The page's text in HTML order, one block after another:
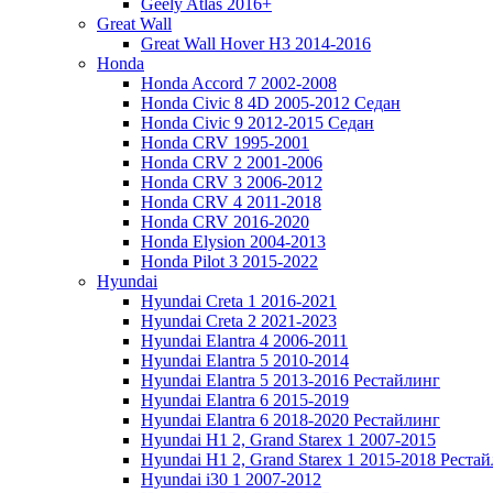
Geely Atlas 2016+
Great Wall
Great Wall Hover H3 2014-2016
Honda
Honda Accord 7 2002-2008
Honda Civic 8 4D 2005-2012 Седан
Honda Civic 9 2012-2015 Седан
Honda CRV 1995-2001
Honda CRV 2 2001-2006
Honda CRV 3 2006-2012
Honda CRV 4 2011-2018
Honda CRV 2016-2020
Honda Elysion 2004-2013
Honda Pilot 3 2015-2022
Hyundai
Hyundai Creta 1 2016-2021
Hyundai Creta 2 2021-2023
Hyundai Elantra 4 2006-2011
Hyundai Elantra 5 2010-2014
Hyundai Elantra 5 2013-2016 Рестайлинг
Hyundai Elantra 6 2015-2019
Hyundai Elantra 6 2018-2020 Рестайлинг
Hyundai H1 2, Grand Starex 1 2007-2015
Hyundai H1 2, Grand Starex 1 2015-2018
Hyundai i30 1 2007-2012